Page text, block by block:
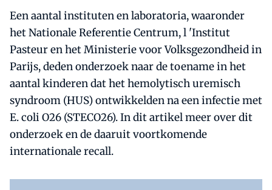
Een aantal instituten en laboratoria, waaronder
het Nationale Referentie Centrum, l 'Institut
Pasteur en het Ministerie voor Volksgezondheid in
Parijs, deden onderzoek naar de toename in het
aantal kinderen dat het hemolytisch uremisch
syndroom (HUS) ontwikkelden na een infectie met
E. coli O26 (STECO26). In dit artikel meer over dit
onderzoek en de daaruit voortkomende
internationale recall.